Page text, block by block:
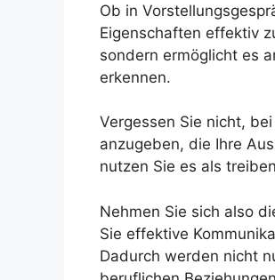
Ob in
Eigenschaften effektiv
sondern ermöglicht es
erkennen.
Vergessen Sie nicht,
anzugeben, die Ihre
nutzen Sie es als
Nehmen Sie sich also
Sie effektive
Dadurch werden nicht